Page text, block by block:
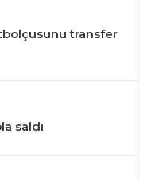
transfer
saldı